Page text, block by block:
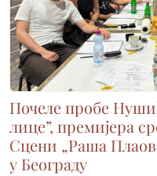
Почеле пробе
лице”, премијера
Сцени „Раша
у Београду